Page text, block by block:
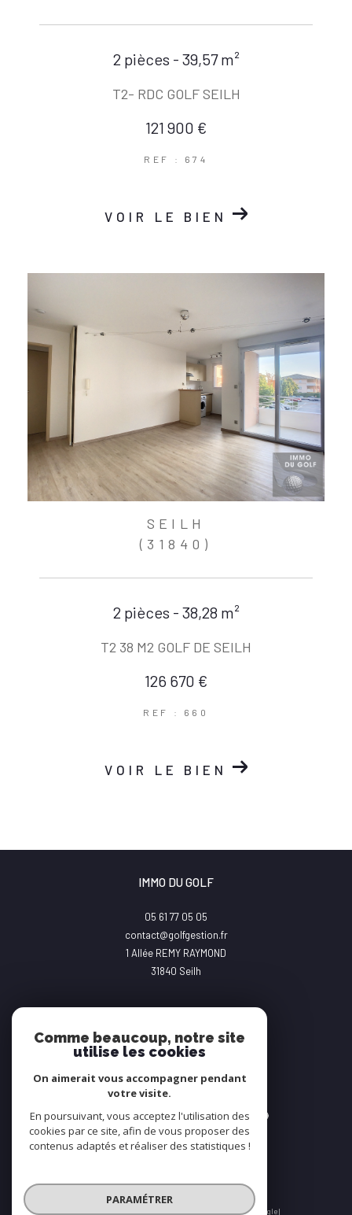
2 pièces - 39,57 m²
T2- RDC GOLF SEILH
121 900 €
REF : 674
VOIR LE BIEN
SEILH
(31840)
2 pièces - 38,28 m²
T2 38 M2 GOLF DE SEILH
126 670 €
REF : 660
VOIR LE BIEN
IMMO DU GOLF
05 61 77 05 05
contact@golfgestion.fr
1 Allée REMY RAYMOND
31840
Seilh
Adhérents
© 2026 | Tous droits réservés | Traduction powered by Google |
Comme beaucoup, notre site
utilise les cookies
On aimerait vous accompagner pendant
votre visite.
En poursuivant, vous acceptez l'utilisation des
cookies par ce site, afin de vous proposer des
contenus adaptés et réaliser des statistiques !
PARAMÉTRER